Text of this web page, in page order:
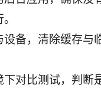
设备，清除缓存与
下对比测试，判断